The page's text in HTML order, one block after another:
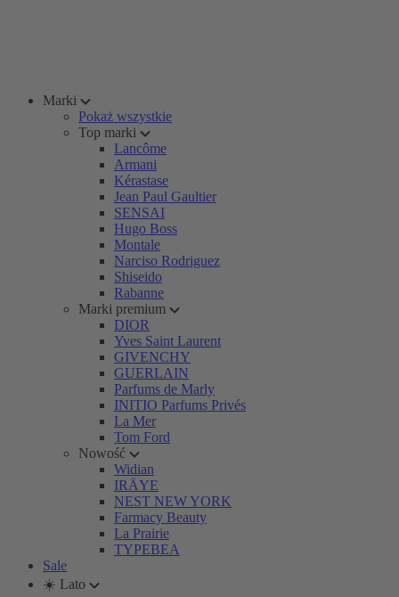
Marki
Pokaż wszystkie
Top marki
Lancôme
Armani
Kérastase
Jean Paul Gaultier
SENSAI
Hugo Boss
Montale
Narciso Rodriguez
Shiseido
Rabanne
Marki premium
DIOR
Yves Saint Laurent
GIVENCHY
GUERLAIN
Parfums de Marly
INITIO Parfums Privés
La Mer
Tom Ford
Nowość
Widian
IRÄYE
NEST NEW YORK
Farmacy Beauty
La Prairie
TYPEBEA
Sale
☀️ Lato